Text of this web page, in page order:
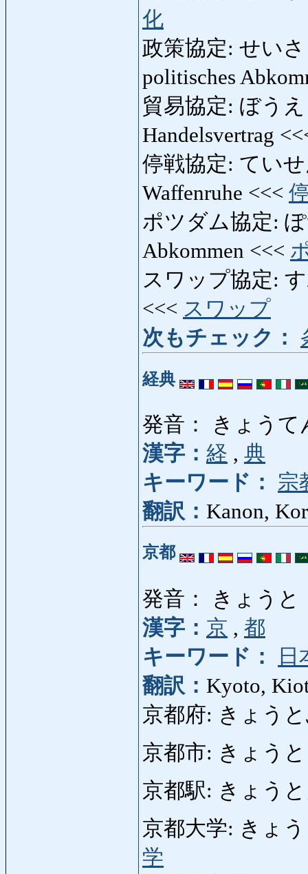
化
政策協定: せい
politisches
貿易協定: ぼう
Handelsvertrag
停戦協定: てい
Waffenruhe <<<
ポツダム協定:
Abkommen <<<
スワップ協定:
<<< スワップ
次もチェック：
経典
発音： きょうて
漢字： 経 , 典
キーワード：
宗
翻訳： Kanon,
京都
発音： きょうと
漢字： 京 , 都
キーワード：
日
翻訳： Kyoto,
京都府: きょう
京都市: きょう
京都駅: きょう
京都大学: きょ
学